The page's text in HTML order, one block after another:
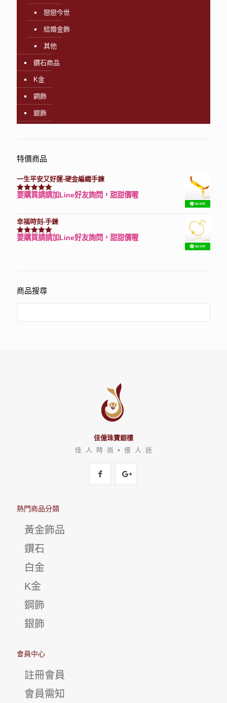
戀戀今世
結婚金飾
其他
鑽石商品
K金
鋼飾
銀飾
特價商品
一生平安又好運-硬金編織手鍊
評分7740滿分 5
要購買請請加Line好友詢問，甜甜價喔
幸福時刻-手鍊
評分3150滿分 5
要購買請請加Line好友詢問，甜甜價喔
商品搜尋
佳億珠寶銀樓
佳 人 時 尚 • 億 人 迷
熱門商品分類
黃金飾品
鑽石
白金
K金
鋼飾
銀飾
會員中心
註冊會員
會員需知